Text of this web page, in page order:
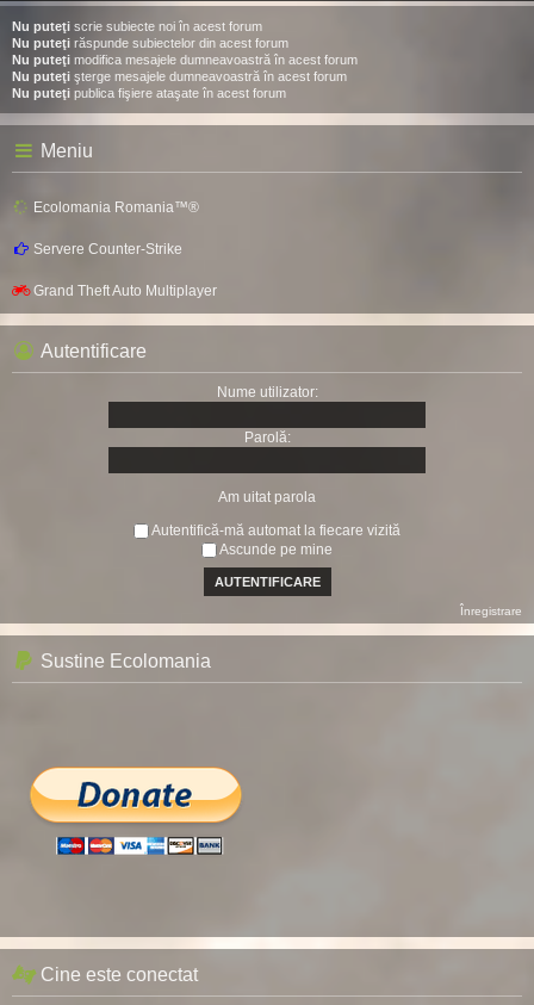
Nu puteţi scrie subiecte noi în acest forum
Nu puteţi răspunde subiectelor din acest forum
Nu puteţi modifica mesajele dumneavoastră în acest forum
Nu puteţi şterge mesajele dumneavoastră în acest forum
Nu puteţi publica fişiere ataşate în acest forum
Meniu
Ecolomania Romania™®
Servere Counter-Strike
Grand Theft Auto Multiplayer
Autentificare
Nume utilizator:
Parolă:
Am uitat parola
Autentifică-mă automat la fiecare vizită
Ascunde pe mine
Înregistrare
Sustine Ecolomania
Cine este conectat